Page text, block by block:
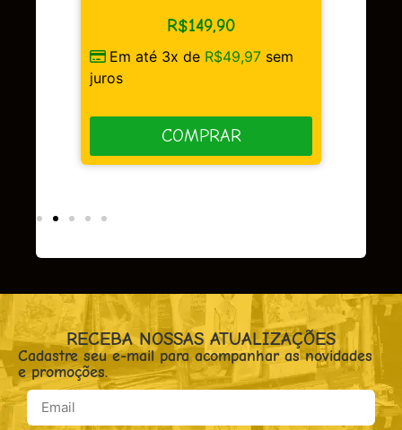
R$149,90
Em até 3x de R$49,97 sem
juros
COMPRAR
RECEBA NOSSAS ATUALIZAÇÕES
Cadastre seu e-mail para acompanhar as novidades
e promoções.